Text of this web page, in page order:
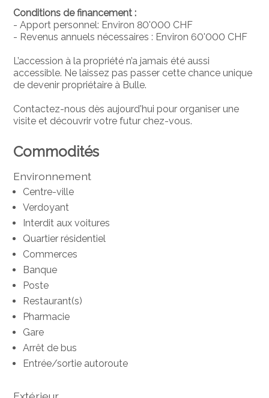
Conditions de financement :
- Apport personnel: Environ 80'000 CHF
- Revenus annuels nécessaires : Environ 60'000 CHF
L’accession à la propriété n’a jamais été aussi
accessible. Ne laissez pas passer cette chance unique
de devenir propriétaire à Bulle.
Contactez-nous dès aujourd'hui pour organiser une
visite et découvrir votre futur chez-vous.
Commodités
Environnement
Centre-ville
Verdoyant
Interdit aux voitures
Quartier résidentiel
Commerces
Banque
Poste
Restaurant(s)
Pharmacie
Gare
Arrêt de bus
Entrée/sortie autoroute